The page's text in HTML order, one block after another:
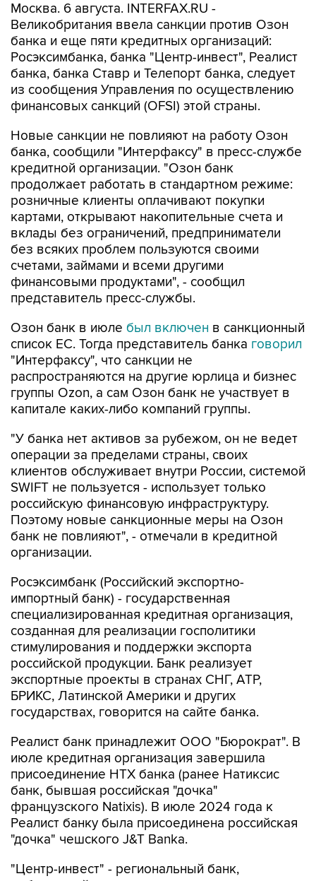
Москва. 6 августа. INTERFAX.RU -
Великобритания ввела санкции против Озон
банка и еще пяти кредитных организаций:
Росэксимбанка, банка "Центр-инвест", Реалист
банка, банка Ставр и Телепорт банка, следует
из сообщения Управления по осуществлению
финансовых санкций (OFSI) этой страны.
Новые санкции не повлияют на работу Озон
банка, сообщили "Интерфаксу" в пресс-службе
кредитной организации. "Озон банк
продолжает работать в стандартном режиме:
розничные клиенты оплачивают покупки
картами, открывают накопительные счета и
вклады без ограничений, предприниматели
без всяких проблем пользуются своими
счетами, займами и всеми другими
финансовыми продуктами", - сообщил
представитель пресс-службы.
Озон банк в июле был включен в санкционный
список ЕС. Тогда представитель банка говорил
"Интерфаксу", что санкции не
распространяются на другие юрлица и бизнес
группы Ozon, а сам Озон банк не участвует в
капитале каких-либо компаний группы.
"У банка нет активов за рубежом, он не ведет
операции за пределами страны, своих
клиентов обслуживает внутри России, системой
SWIFT не пользуется - использует только
российскую финансовую инфраструктуру.
Поэтому новые санкционные меры на Озон
банк не повлияют", - отмечали в кредитной
организации.
Росэксимбанк (Российский экспортно-
импортный банк) - государственная
специализированная кредитная организация,
созданная для реализации госполитики
стимулирования и поддержки экспорта
российской продукции. Банк реализует
экспортные проекты в странах СНГ, АТР,
БРИКС, Латинской Америки и других
государствах, говорится на сайте банка.
Реалист банк принадлежит ООО "Бюрократ". В
июле кредитная организация завершила
присоединение НТХ банка (ранее Натиксис
банк, бывшая российская "дочка"
французского Natixis). В июле 2024 года к
Реалист банку была присоединена российская
"дочка" чешского J&T Banka.
"Центр-инвест" - региональный банк,